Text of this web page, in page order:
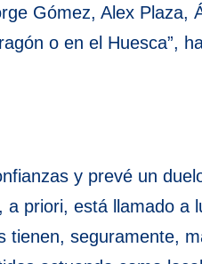
Gómez, Alex Plaza,
o en el Huesca”,
y prevé un
priori, está llamado a
tienen, seguramente,